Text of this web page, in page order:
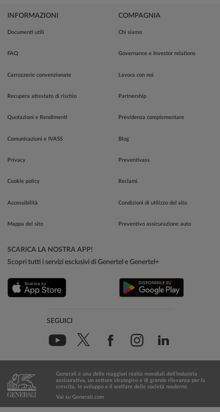
INFORMAZIONI
Documenti utili
FAQ
Carrozzerie convenzionate
Recupera attestato di rischio
Quotazioni e Rendimenti
Comunicazioni e IVASS
Privacy
Cookie policy
Accessibilità
Mappa del sito
COMPAGNIA
Chi siamo
Governance e Investor relations
Lavora con noi
Partnership
Previdenza complementare
Blog
Preventivass
Reclami
Condizioni di utilizzo del sito
Preventivo assicurazione auto
SCARICA LA NOSTRA APP!
Scopri tutti i servizi esclusivi di Genertel e Genertel+
SEGUICI
Generali è una delle maggiori realtà mondiali dell’industria
assicurativa, un settore strategico e di grande rilevanza per la
crescita, lo sviluppo e il welfare delle società moderne.
Vai su Generali.com